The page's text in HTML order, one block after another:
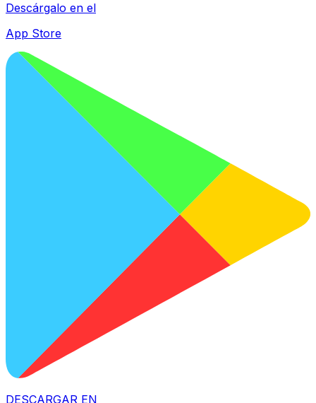
Descárgalo en el
App Store
DESCARGAR EN